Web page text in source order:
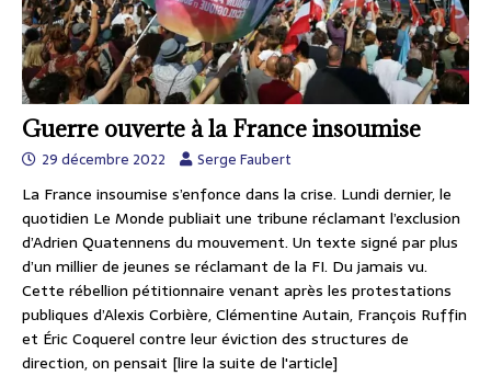
Guerre ouverte à la France insoumise
29 décembre 2022 Serge Faubert
La France insoumise s’enfonce dans la crise. Lundi dernier, le
quotidien Le Monde publiait une tribune réclamant l’exclusion
d’Adrien Quatennens du mouvement. Un texte signé par plus
d’un millier de jeunes se réclamant de la FI. Du jamais vu.
Cette rébellion pétitionnaire venant après les protestations
publiques d’Alexis Corbière, Clémentine Autain, François Ruffin
et Éric Coquerel contre leur éviction des structures de
direction, on pensait [lire la suite de l'article]